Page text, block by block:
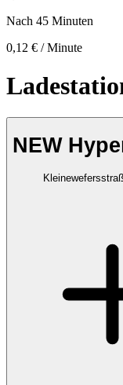
Nach 45 Minuten
0,12 € / Minute
NEW